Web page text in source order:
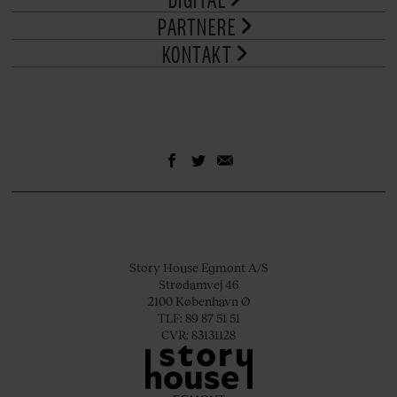
PARTNERE
KONTAKT
Story House Egmont A/S
Strødamvej 46
2100 København Ø
TLF: 89 87 51 51
CVR: 83131128